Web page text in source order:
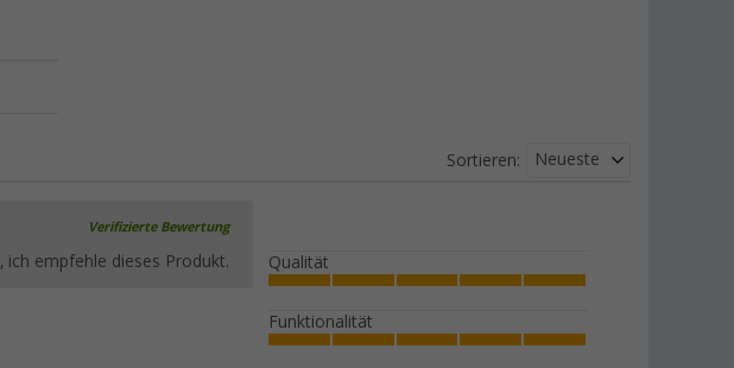
Sortieren: Neueste
Verifizierte Bewertung
, ich empfehle dieses Produkt. Qualität
Funktionalität